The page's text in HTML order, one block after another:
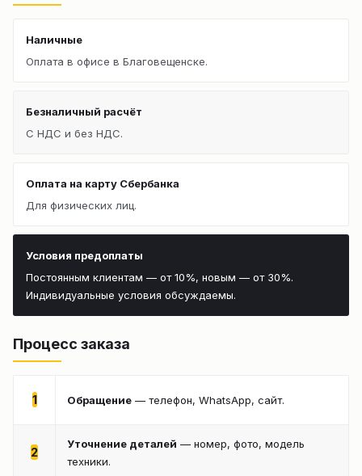
Наличные
Оплата в офисе в Благовещенске.
Безналичный расчёт
С НДС и без НДС.
Оплата на карту Сбербанка
Для физических лиц.
Условия предоплаты
Постоянным клиентам — от 10%, новым — от 30%.
Индивидуальные условия обсуждаемы.
Процесс заказа
1 Обращение — телефон, WhatsApp, сайт.
2
Уточнение деталей — номер, фото, модель
техники.